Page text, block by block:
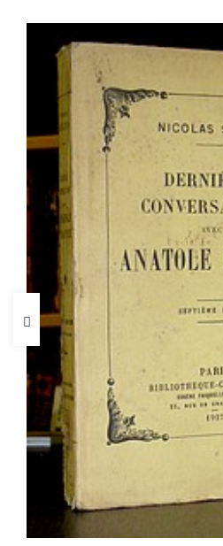
FICHE COMPLÈTE
Ségur, Comtesse de & Pécoud, A.